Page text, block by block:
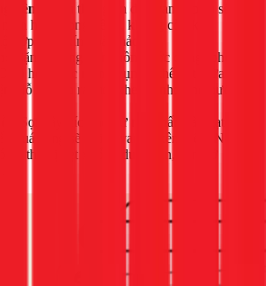
vênh:
Sau thời gian dài, van cao su sẽ
mòn hoặc cong vênh, không còn khả
lớp đệm kín hoàn hảo.
Cặn khoáng từ nguồn nước cứng (phổ
hoặc các mảnh vụn có thể kẹt giữa
lỗ xả, tạo ra một khe hở nhỏ cho nước
Sợi dây xích nối từ nút nhấn/cần gạt
quá căng sẽ khiến van bị kênh lên. Nếu
có thể bị kẹt xuống dưới van, cản trở